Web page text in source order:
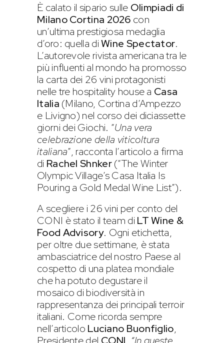
È calato il sipario sulle Olimpiadi di
Milano Cortina 2026 con
un’ultima prestigiosa medaglia
d’oro: quella diWine Spectator.
L’autorevole rivista americana tra le
più influenti al mondo ha promosso
la carta dei 26 vini protagonisti
nelle tre hospitality house a Casa
Italia (Milano, Cortina d’Ampezzo
e Livigno) nel corso dei diciassette
giorni dei Giochi. “Una vera
celebrazione della viticoltura
italiana”, racconta l’articolo a firma
di Rachel Shnker(“The Winter
Olympic Village’s Casa Italia Is
Pouring a Gold Medal Wine List”).
A scegliere i 26 vini per conto del
CONI è stato il team di LT Wine &
Food Advisory. Ogni etichetta,
per oltre due settimane, è stata
ambasciatrice del nostro Paese al
cospetto di una platea mondiale
che ha potuto degustare il
mosaico di biodiversità in
rappresentanza dei principali terroir
italiani. Come ricorda sempre
nell’articolo Luciano Buonfiglio,